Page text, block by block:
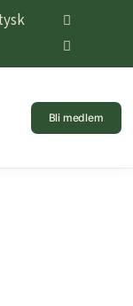
Bli medlem